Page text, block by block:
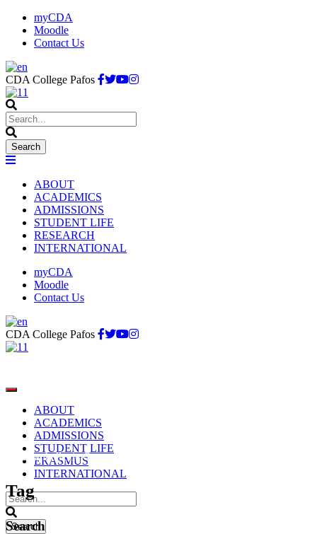
myCDA
Moodle
Contact Us
CDA College Pafos
ABOUT
ACADEMICS
ADMISSIONS
STUDENT LIFE
RESEARCH
INTERNATIONAL
myCDA
Moodle
Contact Us
CDA College Pafos
ABOUT
ACADEMICS
ADMISSIONS
STUDENT LIFE
ERASMUS
INTERNATIONAL
34th Panhellenic Congress of DEVE
Tag
Search